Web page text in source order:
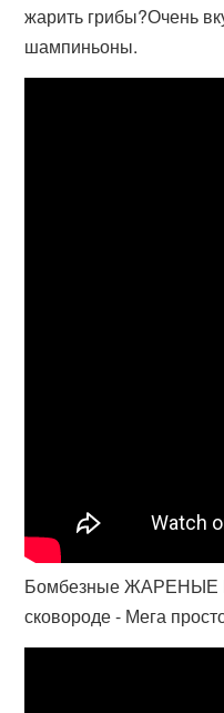
жарить грибы?Очень
шампиньоны.
Бомбезные
сковороде - Мега